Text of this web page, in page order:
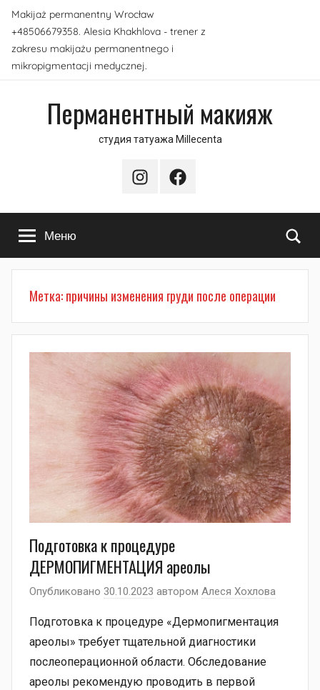
Перейти
содержимому
Makijaż permanentny Wrocław
+48506679358. Alesia Khakhlova - trener z
zakresu makijażu permanentnego i
mikropigmentacji medycznej.
Перманентный макияж
студия татуажа Millecenta
InstagramFacebook
Меню
Метка:причины изменения груди после операции
Подготовка к процедуре
ДЕРМОПИГМЕНТАЦИЯ ареолы
Опубликовано 30.10.2023 автором Алеся Хохлова
Подготовка к процедуре «Дермопигментация
ареолы» требует тщательной диагностики
послеоперационной области. Обследование
ареолы рекомендую проводить в первой